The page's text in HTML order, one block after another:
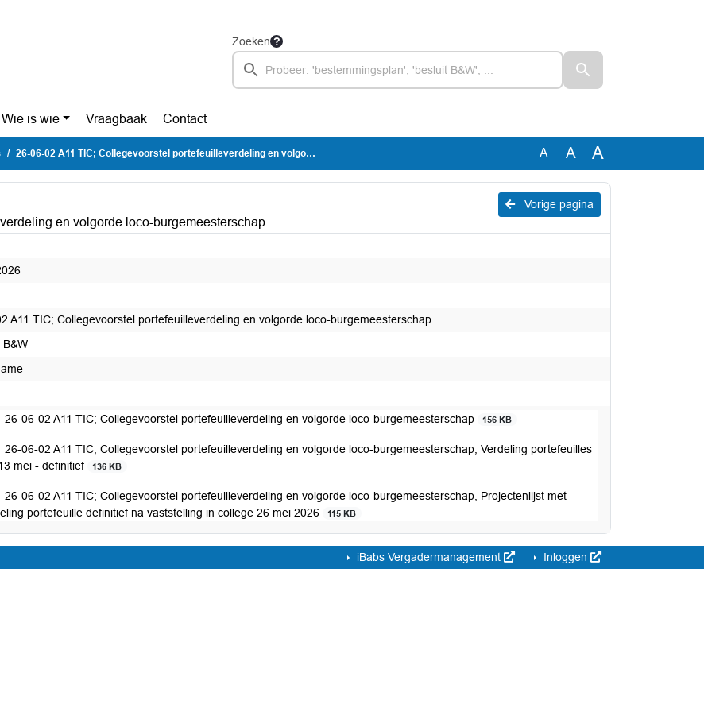
Zoeken
Wie is wie Vraagbaak Contact
26-06-02 A11 TIC; Collegevoorstel portefeuilleverdeling en volgorde loco-burgemeesterschap A A A
Vorige pagina
en volgorde loco-burgemeesterschap
A11 TIC; Collegevoorstel portefeuilleverdeling en volgorde loco-burgemeesterschap
B&W
26-06-02 A11 TIC; Collegevoorstel portefeuilleverdeling en volgorde loco-burgemeesterschap 156 KB
26-06-02 A11 TIC; Collegevoorstel portefeuilleverdeling en volgorde loco-burgemeesterschap, Verdeling portefeuilles
mei - definitief
136 KB
26-06-02 A11 TIC; Collegevoorstel portefeuilleverdeling en volgorde loco-burgemeesterschap, Projectenlijst met
portefeuille definitief na vaststelling in college 26 mei 2026
115 KB
iBabs Vergadermanagement Inloggen